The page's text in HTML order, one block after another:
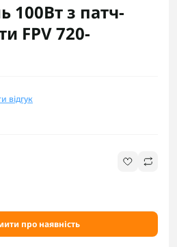
100Вт з патч-
FPV 720-
відгук
про наявність